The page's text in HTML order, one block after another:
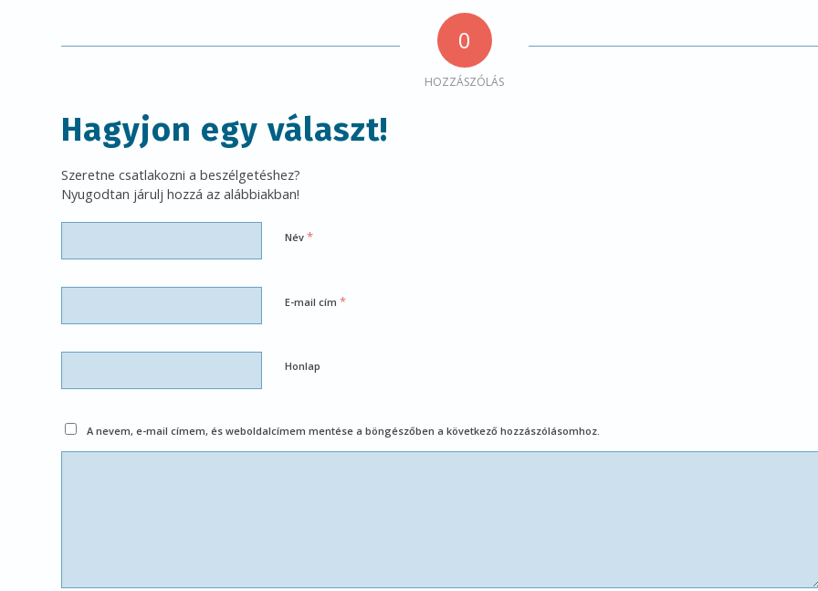
0
HOZZÁSZÓLÁS
Hagyjon egy választ!
Szeretne csatlakozni a beszélgetéshez?
Nyugodtan járulj hozzá az alábbiakban!
Név *
E-mail cím *
Honlap
A nevem, e-mail címem, és weboldalcímem mentése a böngészőben a következő hozzászólásomhoz.